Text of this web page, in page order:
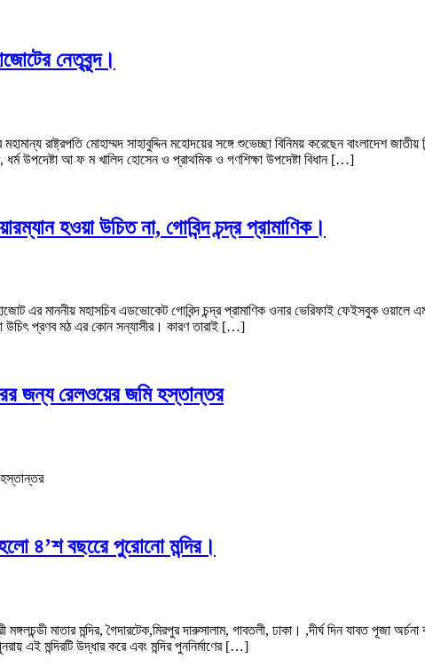
নেতৃবৃন্দ।
রাষ্ট্রপতি মোহাম্মদ সাহাবুদ্দিন মহোদয়ের সঙ্গে শুভেচ্ছা বিনিময় করেছেন বাংলাদেশ
উপদেষ্টা আ ফ ম খালিদ হোসেন ও প্রাথমিক ও গণশিক্ষা উপদেষ্টা বিধান […]
হওয়া উচিত না, গোবিন্দ চন্দ্র প্রামাণিক।
এর মাননীয় মহাসচিব এডভোকেট গোবিন্দ চন্দ্র প্রামাণিক ওনার ভেরিফাই ফেইসবুক
উচিৎ প্রণব মঠ এর কোন সন্যাসীর। কারণ তারাই […]
জন্য রেলওয়ের জমি হস্তান্তর
হস্তান্তর
৪’শ বছরেে পুরোনো মন্দির।
মাতার মন্দির, গৈদারটেক,মিরপুর দারুসালাম, গাবতলী, ঢাকা। ,দীর্ঘ দিন যাবত পূজা
এই মন্দিরটি উদ্ধার করে এবং মন্দির পুননির্মাণের […]